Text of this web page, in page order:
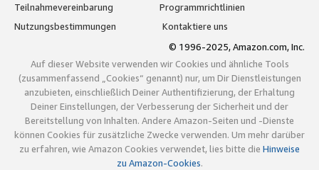
Teilnahmevereinbarung
Programmrichtlinien
Nutzungsbestimmungen
Kontaktiere uns
© 1996-2025, Amazon.com, Inc.
Auf dieser Website verwenden wir Cookies und ähnliche Tools
(zusammenfassend „Cookies“ genannt) nur, um Dir Dienstleistungen
anzubieten, einschließlich Deiner Authentifizierung, der Erhaltung
Deiner Einstellungen, der Verbesserung der Sicherheit und der
Bereitstellung von Inhalten. Andere Amazon-Seiten und -Dienste
können Cookies für zusätzliche Zwecke verwenden. Um mehr darüber
zu erfahren, wie Amazon Cookies verwendet, lies bitte die Hinweise
zu Amazon-Cookies.